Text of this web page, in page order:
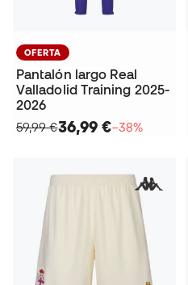
OFERTA
Pantalón largo Real
Valladolid Training 2025-
2026
59,99 €36,99 €−38%